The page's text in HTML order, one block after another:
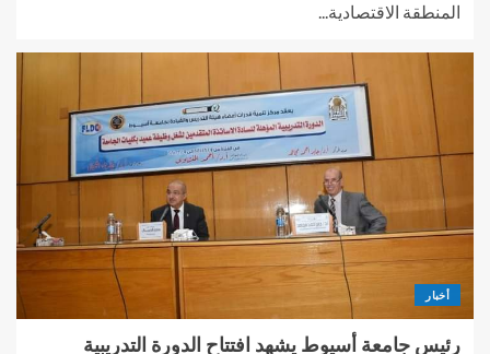
المنطقة الاقتصادية...
أخبار
رئيس جامعة أسيوط يشهد افتتاح الدورة التدريبية